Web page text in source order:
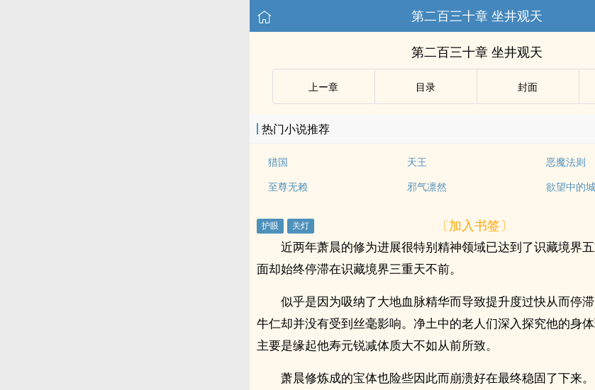
第二百三十章 坐井观天
第二百三十章 坐井观天
上ー章 目录 封面
热门小说推荐
猎国 天王
恶魔法则
至尊无赖
邪气凛然 欲望中的
〔加入书签〕
近两年萧晨的修为进展很特别精神领域已达到了识藏境界
面却始终停滞在识藏境界三重天不前。
似乎是因为吸纳了大地血脉精华而导致提升度过快从而停
牛仁却并没有受到丝毫影响。净土中的老人们深入探究他的身
主要是缘起他寿元锐减体质大不如从前所致。
萧晨修炼成的宝体也险些因此而崩溃好在最终稳固了下来。